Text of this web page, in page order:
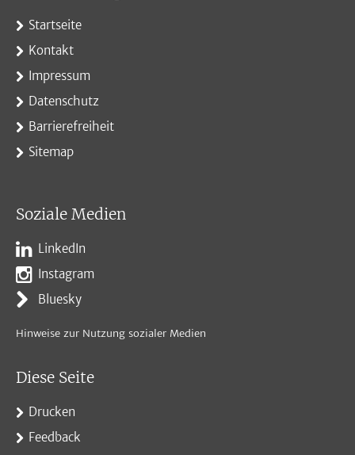
Startseite
Kontakt
Impressum
Datenschutz
Barrierefreiheit
Sitemap
Soziale Medien
LinkedIn
Instagram
Bluesky
Hinweise zur Nutzung sozialer Medien
Diese Seite
Drucken
Feedback